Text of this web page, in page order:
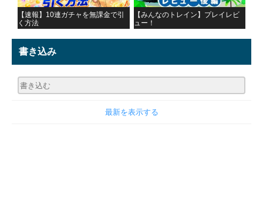
【速報】10連ガチャを無課金で引
く方法
【みんなのトレイン】プレイレビ
ュー！
書き込み
最新を表示する